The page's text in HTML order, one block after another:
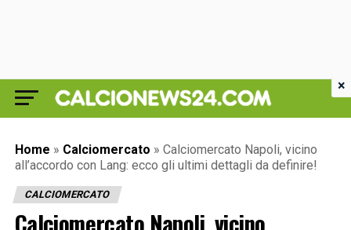
Home » Calciomercato » Calciomercato Napoli, vicino
all’accordo con Lang: ecco gli ultimi dettagli da definire!
CALCIOMERCATO
Calciomercato Napoli, vicino
×